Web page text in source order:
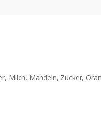
Milch, Mandeln, Zucker,